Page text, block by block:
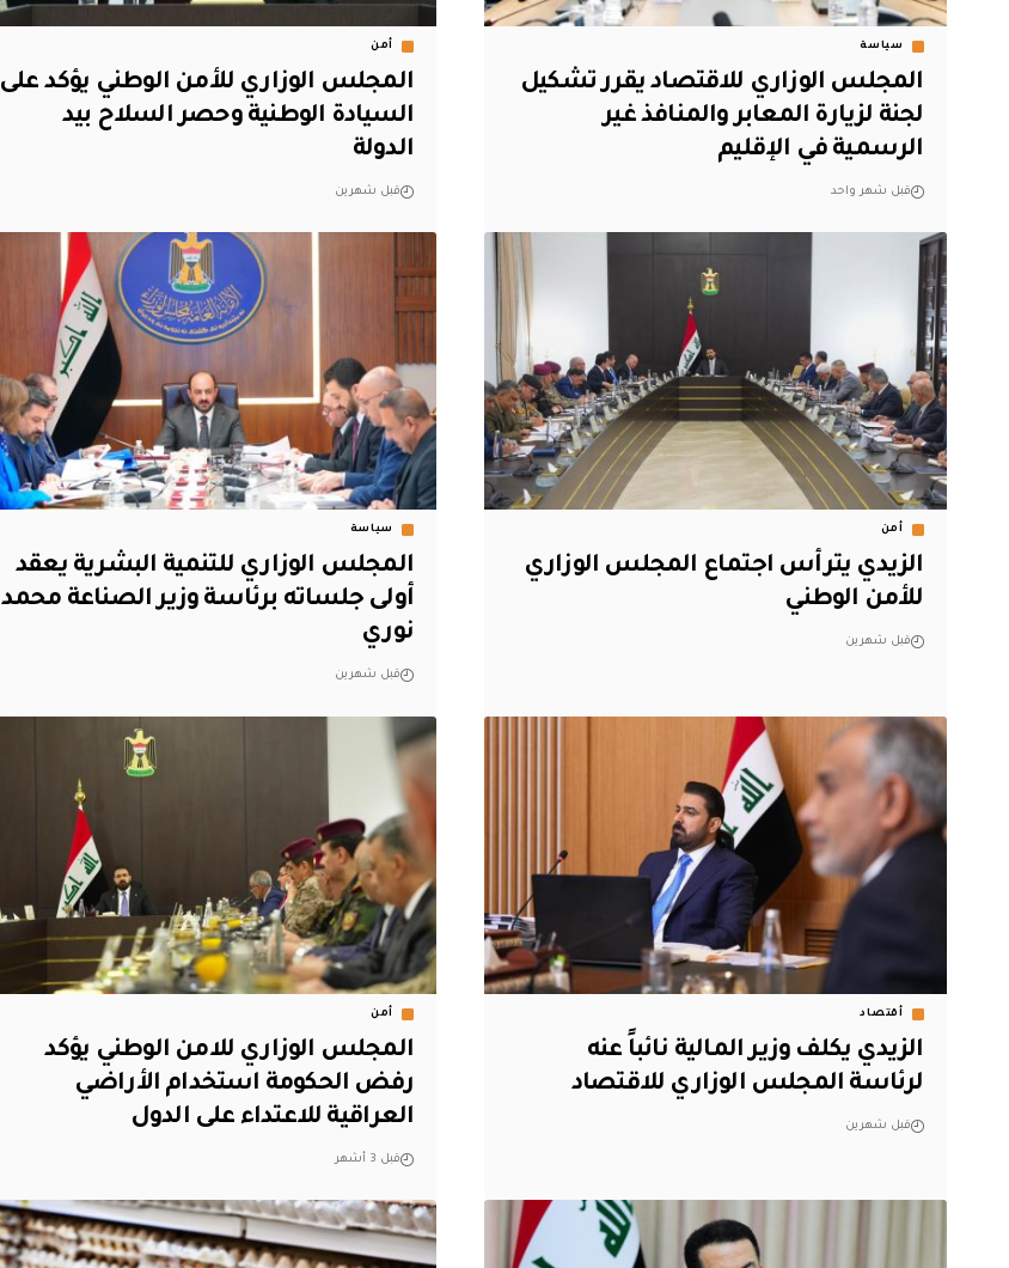
سياسة
المجلس الوزاري للاقتصاد يقرر تشكيل
لجنة لزيارة المعابر والمنافذ غير
الرسمية في الإقليم
قبل شهر واحد
أمن
المجلس الوزاري للأمن الوطني يؤكد على
السيادة الوطنية وحصر السلاح بيد
الدولة
قبل شهرين
أمن
الزيدي يترأس اجتماع المجلس الوزاري
للأمن الوطني
قبل شهرين
سياسة
المجلس الوزاري للتنمية البشرية يعقد
أولى جلساته برئاسة وزير الصناعة محمد
نوري
قبل شهرين
أقتصاد
الزيدي يكلف وزير المالية نائباً عنه
لرئاسة المجلس الوزاري للاقتصاد
قبل شهرين
أمن
المجلس الوزاري للامن الوطني يؤكد
رفض الحكومة استخدام الأراضي
العراقية للاعتداء على الدول
قبل 3 أشهر